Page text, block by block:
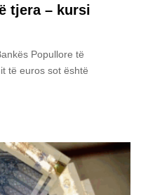
tjera – kursi
Popullore të
të euros sot është